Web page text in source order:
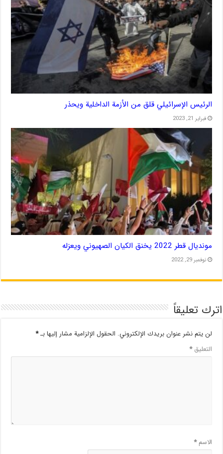
الرئيس الإسرائيلي قلق من الأزمة الداخلية ويحذر
فبراير 21, 2023
مونديال قطر 2022 يخنق الكيان الصهيوني ويعزله
نوفمبر 29, 2022
اترك تعليقاً
لن يتم نشر عنوان بريدك الإلكتروني. الحقول الإلزامية مشار إليها بـ*
التعليق*
الاسم*